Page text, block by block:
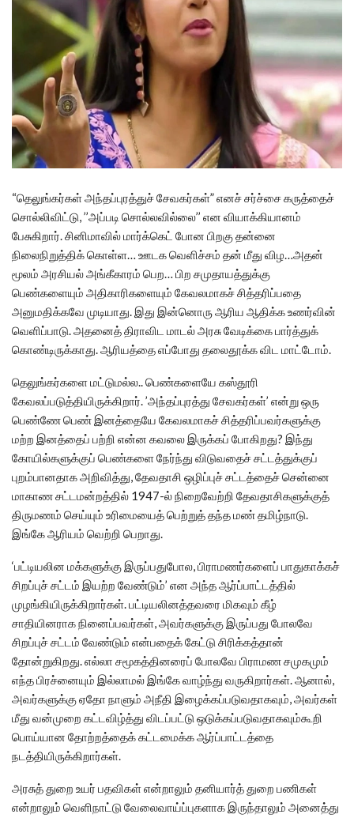
“தெலுங்கர்கள் அந்தப்புரத்துச் சேவகர்கள்” எனச் சர்ச்சை கருத்தைச்
சொல்லிவிட்டு, ’’அப்படி சொல்லவில்லை’’ என வியாக்கியானம்
பேசுகிறார். சினிமாவில் மார்க்கெட் போன பிறகு தன்னை
நிலைநிறுத்திக் கொள்ள… ஊடக வெளிச்சம் தன் மீது விழ…அதன்
மூலம் அரசியல் அங்கீகாரம் பெற… பிற சமுதாயத்துக்கு
பெண்களையும் அதிகாரிகளையும் கேவலமாகச் சித்தரிப்பதை
அனுமதிக்கவே முடியாது. இது இன்னொரு ஆரிய ஆதிக்க உணர்வின்
வெளிப்பாடு. அதனைத் திராவிட மாடல் அரசு வேடிக்கை பார்த்துக்
கொண்டிருக்காது. ஆரியத்தை எப்போது தலைதூக்க விட மாட்டோம்.
தெலுங்கர்களை மட்டுமல்ல.. பெண்களையே கஸ்தூரி
கேவலப்படுத்தியிருக்கிறார். ’அந்தப்புரத்து சேவகர்கள்’ என்று ஒரு
பெண்ணே பெண் இனத்தையே கேவலமாகச் சித்தரிப்பவர்களுக்கு
மற்ற இனத்தைப் பற்றி என்ன கவலை இருக்கப் போகிறது? இந்து
கோயில்களுக்குப் பெண்களை நேர்ந்து விடுவதைச் சட்டத்துக்குப்
புறம்பானதாக அறிவித்து, தேவதாசி ஒழிப்புச் சட்டத்தைச் சென்னை
மாகாண சட்டமன்றத்தில் 1947-ல் நிறைவேற்றி தேவதாசிகளுக்குத்
திருமணம் செய்யும் உரிமையைத் பெற்றுத் தந்த மண் தமிழ்நாடு.
இங்கே ஆரியம் வெற்றி பெறாது.
‘பட்டியலின மக்களுக்கு இருப்பதுபோல, பிராமணர்களைப் பாதுகாக்கச்
சிறப்புச் சட்டம் இயற்ற வேண்டும்’ என அந்த ஆர்ப்பாட்டத்தில்
முழங்கியிருக்கிறார்கள். பட்டியலினத்தவரை மிகவும் கீழ்
சாதியினராக நினைப்பவர்கள், அவர்களுக்கு இருப்பது போலவே
சிறப்புச் சட்டம் வேண்டும் என்பதைக் கேட்டு சிரிக்கத்தான்
தோன்றுகிறது. எல்லா சமூகத்தினரைப் போலவே பிராமண சமுகமும்
எந்த பிரச்னையும் இல்லாமல் இங்கே வாழ்ந்து வருகிறார்கள். ஆனால்,
அவர்களுக்கு ஏதோ நாளும் அநீதி இழைக்கப்படுவதாகவும், அவர்கள்
மீது வன்முறை கட்டவிழ்த்து விடப்பட்டு ஒடுக்கப்படுவதாகவும்கூறி
பொய்யான தோற்றத்தைக் கட்டமைக்க ஆர்ப்பாட்டத்தை
நடத்தியிருக்கிறார்கள்.
அரசுத் துறை உயர் பதவிகள் என்றாலும் தனியார்த் துறை பணிகள்
என்றாலும் வெளிநாட்டு வேலைவாய்ப்புகளாக இருந்தாலும் அனைத்து